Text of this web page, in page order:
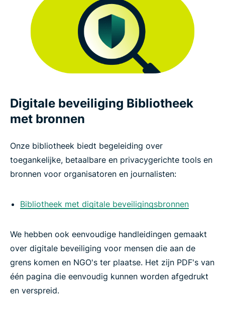
Digitale beveiliging Bibliotheek
met bronnen
Onze bibliotheek biedt begeleiding over
toegankelijke, betaalbare en privacygerichte tools en
bronnen voor organisatoren en journalisten:
Bibliotheek met digitale beveiligingsbronnen
We hebben ook eenvoudige handleidingen gemaakt
over digitale beveiliging voor mensen die aan de
grens komen en NGO's ter plaatse. Het zijn PDF's van
één pagina die eenvoudig kunnen worden afgedrukt
en verspreid.